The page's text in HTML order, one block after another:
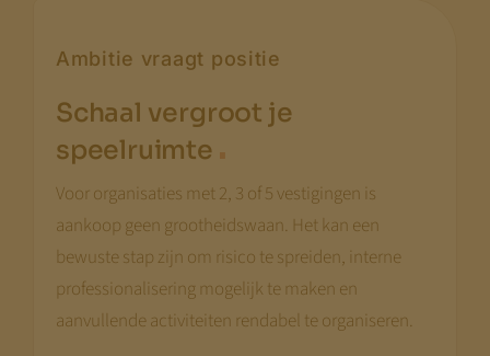
Ambitie vraagt positie
Schaal vergroot je
speelruimte .
Voor organisaties met 2, 3 of 5 vestigingen is
aankoop geen grootheidswaan. Het kan een
bewuste stap zijn om risico te spreiden, interne
professionalisering mogelijk te maken en
aanvullende activiteiten rendabel te organiseren.